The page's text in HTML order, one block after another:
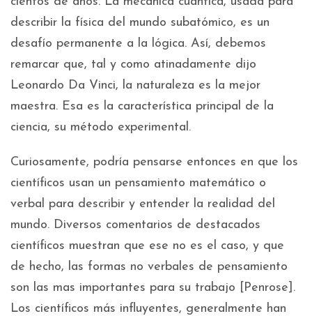
describir la física del mundo subatómico, es un
desafío permanente a la lógica. Así, debemos
remarcar que, tal y como atinadamente dijo
Leonardo Da Vinci, la naturaleza es la mejor
maestra. Esa es la característica principal de la
ciencia, su método experimental.
Curiosamente, podría pensarse entonces en que los
científicos usan un pensamiento matemático o
verbal para describir y entender la realidad del
mundo. Diversos comentarios de destacados
científicos muestran que ese no es el caso, y que
de hecho, las formas no verbales de pensamiento
son las mas importantes para su trabajo [Penrose].
Los científicos más influyentes, generalmente han